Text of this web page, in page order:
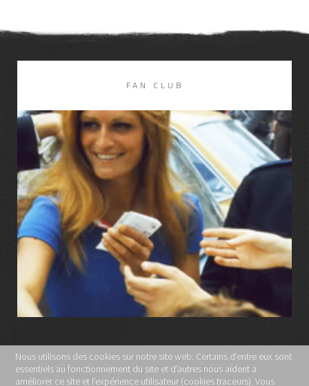
FAN CLUB
LIRE LA SUITE
MENTIONS LÉGALES
Nous utilisons des cookies sur notre site web. Certains d’entre eux sont
essentiels au fonctionnement du site et d’autres nous aident à
améliorer ce site et l’expérience utilisateur (cookies traceurs). Vous